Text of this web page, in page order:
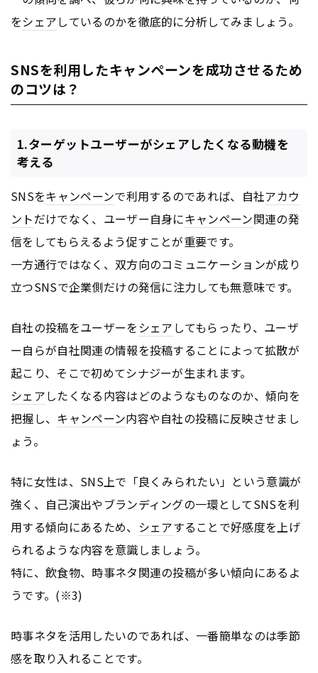
をシェアしているのかを徹底的に分析してみましょう。
SNSを利用したキャンペーンを成功させるため
のコツは？
1.ターゲットユーザーがシェアしたくなる動機を
考える
SNSをキャンペーンで利用するのであれば、自社アカウ
ントだけでなく、ユーザー自身にキャンペーン関連の発
信をしてもらえるよう促すことが重要です。
一方通行ではなく、双方向のコミュニケーションが成り
立つSNSで企業側だけの発信に注力しても無意味です。
自社の投稿をユーザーを シェア してもらったり、ユーザ
ー自らが自社関連の情報を投稿することによって拡散が
起こり、そこで初めてシナジーが生まれます。
シェアしたくなる内容はどのようなものなのか、傾向を
把握し、 キャンペーン内容や自社の投稿に反映させまし
ょう。
特に女性は、SNS上で「良くみられたい」という意識が
強く、自己演出やブランディングの一環としてSNSを利
用する傾向にあるため、 シェアすることで好感度を上げ
られるような内容を意識しましょう。
特に、飲食物、時事ネタ関連の投稿が多い傾向にあるよ
うです。(※3)
時事ネタを活用したいのであれば、一番簡単なのは季節
感を取り入れることです。